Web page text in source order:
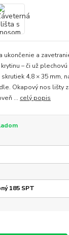
ukončenie a
– či už
4,8 × 35 mm,
Okapový nos lišty
... celý popis